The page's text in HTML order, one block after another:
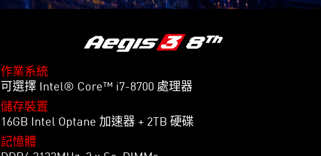
作業系統
可選擇 Intel® Core™ i7-8700 處理器
儲存裝置
16GB Intel Optane 加速器 + 2TB 硬碟
記憶體